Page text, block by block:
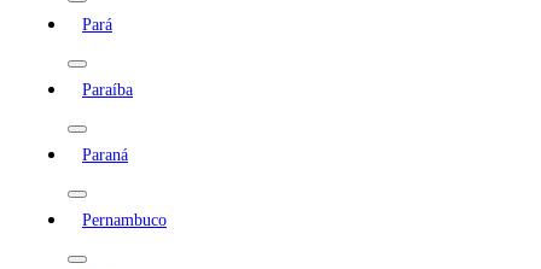
Pará
Paraíba
Paraná
Pernambuco